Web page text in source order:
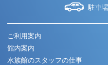
駐車
ご利用案内
館内案内
水族館のスタッフの仕事